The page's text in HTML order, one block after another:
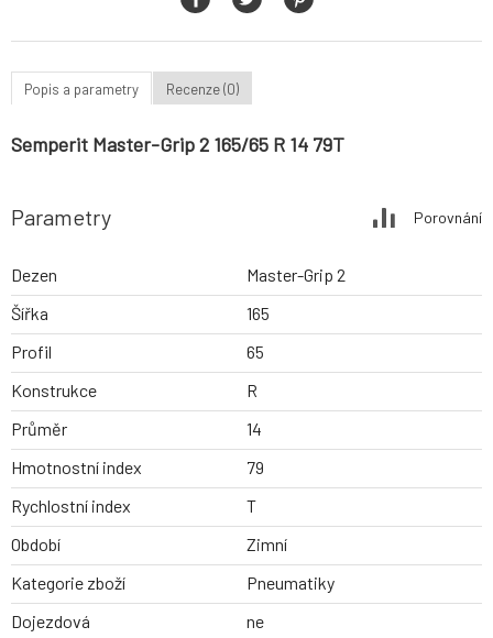
Popis a parametry Recenze (0)
Semperit Master-Grip 2 165/65 R 14 79T
Parametry Porovnání
Dezen
Master-Grip 2
Šířka
165
Profil
65
Konstrukce
R
Průměr
14
Hmotnostní index
79
Rychlostní index
T
Období
Zimní
Kategorie zboží
Pneumatiky
Dojezdová
ne